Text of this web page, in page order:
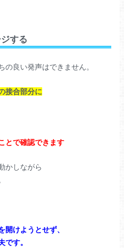
する
の良い発声はできません。
接合部分に
とで確認できます
かしながら
開けようとせず、
です。